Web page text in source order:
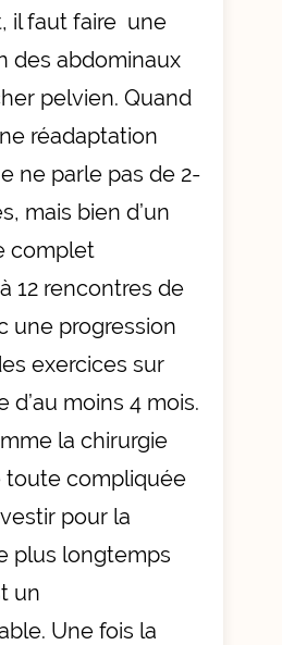
il faut faire une
des abdominaux
pelvien. Quand
réadaptation
ne parle pas de 2-
mais bien d’un
complet
12 rencontres de
une progression
exercices sur
d’au moins 4 mois.
la chirurgie
toute compliquée
pour la
plus longtemps
un
Une fois la